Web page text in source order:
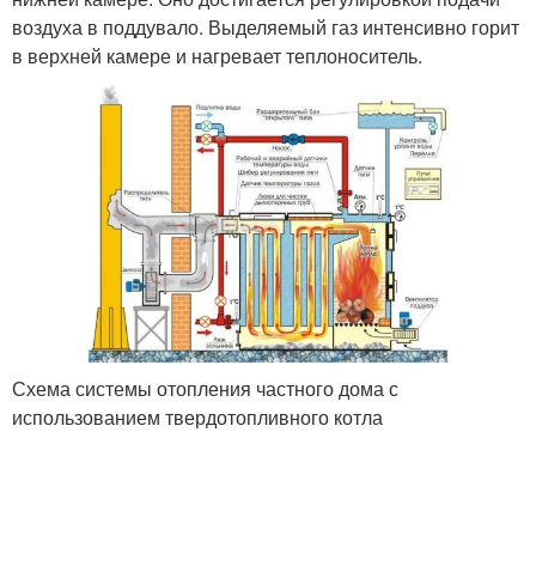
воздуха в поддувало. Выделяемый газ интенсивно горит
в верхней камере и нагревает теплоноситель.
Схема системы отопления частного дома с
использованием твердотопливного котла